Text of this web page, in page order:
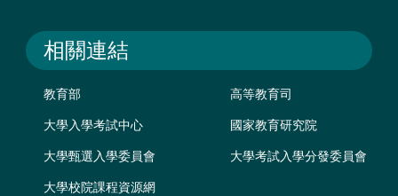
相關連結
教育部 高等教育司
大學入學考試中心 國家教育研究院
大學甄選入學委員會 大學考試入學分發委員會
大學校院課程資源網